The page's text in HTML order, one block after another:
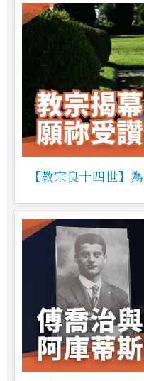
【教宗良十四世】